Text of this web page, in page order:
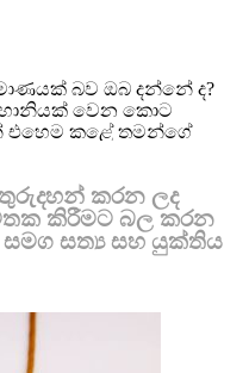
කරන ලද
කිරීමට බල කරන
සත්‍ය සහ යුක්තිය